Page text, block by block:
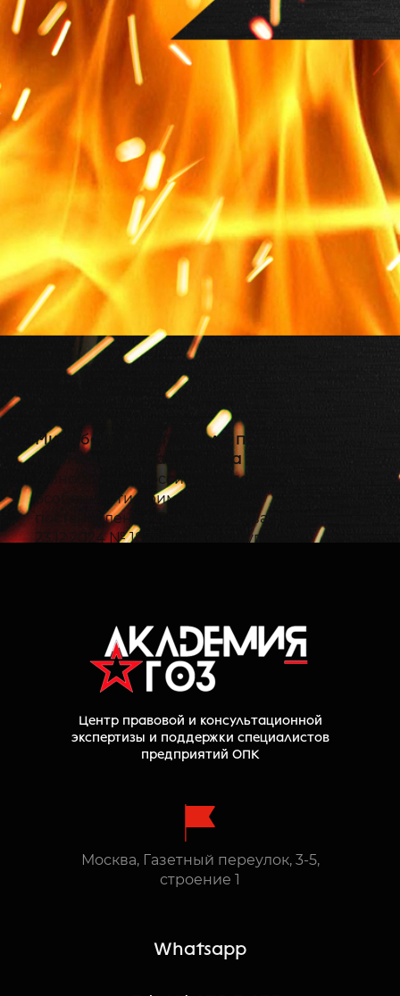
Минобороны уточнило порядок
применения нацрежима по ГОЗ
Минобороны России разъяснило
особенности применения
постановления Правительства РФ от
23.12.2024 № 1875 в части закупок по
установленный запрет на закупку
товаров, работ и услуг иностранного
происхождения действует не только
для государственных заказчиков ГОЗ,
но и для всех исполнителей по
цепочке кооперации головного
предусматривает исключения, когда
запрет не применяется. Если в таких
случаях закупается товар из
приложения № 2 к постановлению,
действует ограничение на допуск
содержат отдельные случаи
Центр правовой и консультационной
экспертизы и поддержки специалистов
предприятий ОПК
Москва, Газетный переулок, 3-5,
строение 1
Whatsapp